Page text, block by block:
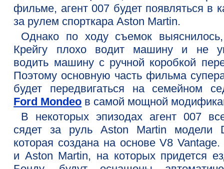
фильме, агент 007 будет появляться в
за рулем спорткара Aston Martin.
Однако по ходу съемок
Крейгу плохо водит машину и не
водить машину с ручной коробкой
Поэтому основную часть фильма
будет передвигаться на семейном
Ford Mondeo в самой мощной
В некоторых эпизодах агент 007
сядет за руль Aston Martin модели
которая создана на основе V8 Vantage.
и Aston Martin, на которых придется